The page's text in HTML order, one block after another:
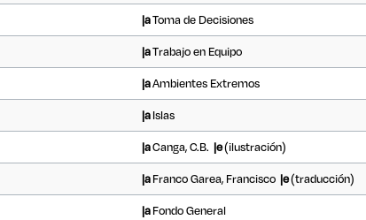
|aToma de Decisiones
|aTrabajo en Equipo
|aAmbientes Extremos
|aIslas
|aCanga, C.B. |e(ilustración)
|aFranco Garea, Francisco |e(traducción)
|aFondo General